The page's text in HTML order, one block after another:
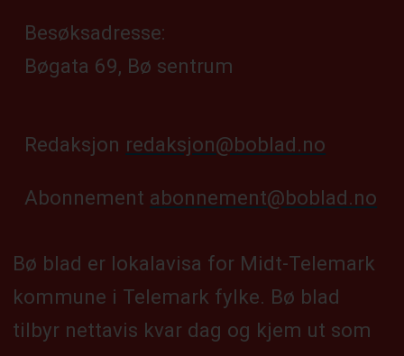
Besøksadresse:
Bøgata 69, Bø sentrum
Redaksjon redaksjon@boblad.no
Abonnement abonnement@boblad.no
Bø blad er lokalavisa for Midt-Telemark
kommune i Telemark fylke. Bø blad
tilbyr nettavis kvar dag og kjem ut som